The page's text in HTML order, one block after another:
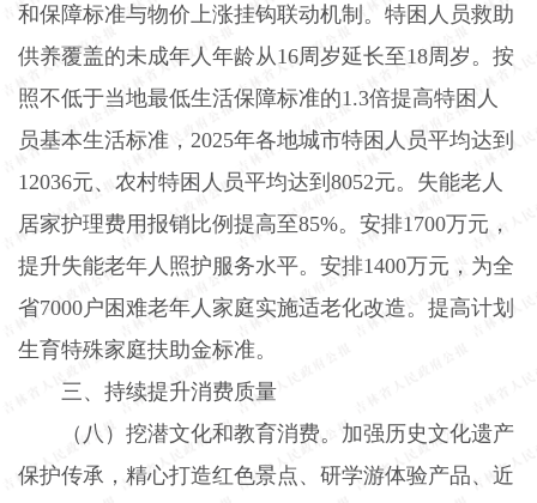
和保障标准与物价上涨挂钩联动机制。特困人员救助
供养覆盖的未成年人年龄从16周岁延长至18周岁。按
照不低于当地最低生活保障标准的1.3倍提高特困人
员基本生活标准， 2025年各地城市特困人员平均达到
12036元、农村特困人员平均达到 8052元。失能老人
居家护理费用报销比例提高至85%。安排1700万元，
提升失能老年人照护服务水平。安排1400万元，为全
省7000 户困难老年人家庭实施适老化改造。提高计划
生育特殊家庭扶助金标准。
三、持续提升消费质量
（八）挖潜文化和教育消费。 加强历史文化遗产
保护传承，精心打造红色景点、研学游体验产品、近